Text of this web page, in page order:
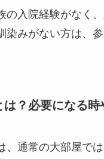
の入院経験がなく
染みがない方は、参
？必要になる時
、通常の大部屋で